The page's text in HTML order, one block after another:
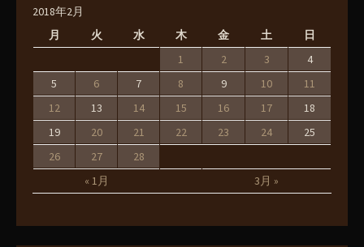
2018年2月
月
火 水 木 金 土 日
« 1月 3月 »
1 2 3
4
5
6 7 8 9 10
11
12
13 14 15 16 17
18
19
20 21 22 23 24
25
26
27 28